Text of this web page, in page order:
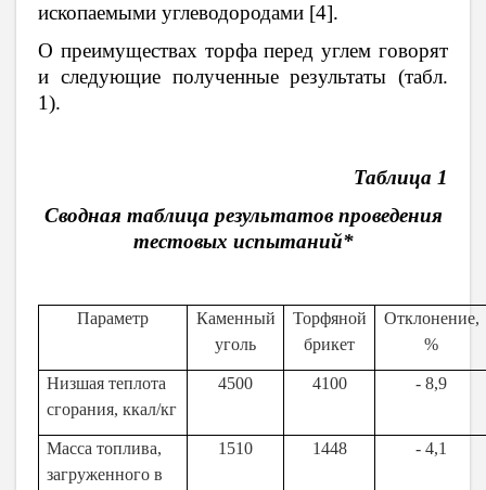
ископаемыми углеводородами [4].
О преимуществах торфа перед углем говорят
и следующие полученные результаты (табл.
1).
Таблица 1
Сводная таблица результатов проведения
тестовых испытаний*
Параметр
Каменный
уголь
Торфяной
брикет
Отклонение,
%
Низшая теплота
сгорания, ккал/кг
4500 4100 - 8,9
Масса топлива,
загруженного в
1510 1448 - 4,1